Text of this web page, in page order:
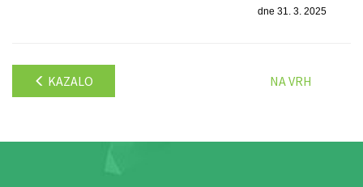
dne 31. 3. 2025
KAZALO NA VRH